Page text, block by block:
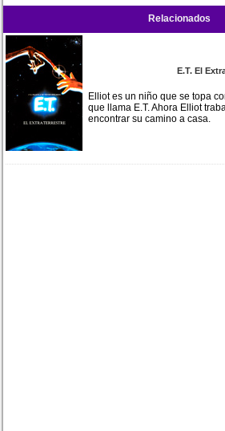
Relacionados
E.T. El
Elliot es un niño que se topa
que llama E.T. Ahora Elliot
encontrar su camino a casa.